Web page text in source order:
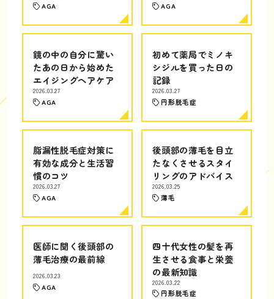
AGA AGA
鏡の中の自分に驚い
たあの日から始めた
エイジングヘアケア
2026.03.27
AGA
初めて薬局でミノキ
シジルを買った日の
記録
2026.03.27
円形脱毛症
脂漏性脱毛症対策に
有効な成分と生活習
慣のコツ
2026.03.27
AGA
後頭部の薄毛を目立
たなくさせるスタイ
リングのアドバイス
2026.03.25
薄毛
医師に聞く後頭部の
薄毛治療の最前線
2026.03.23
AGA
四十代女性の髪を再
生させる食事と栄養
の最新知識
2026.03.22
円形脱毛症